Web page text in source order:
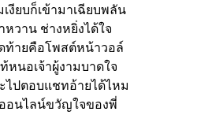
งียบก็เข้ามาเฉียบพลัน
หวาน ช่างหยิ่งได้ใจ
ท้ายคือโพสต์หน้าวอล์
หนอเจ้าผู้งามบาดใจ
ไปตอบแชทอ้ายได้ไหม
อนไลน์ขวัญใจของพี่